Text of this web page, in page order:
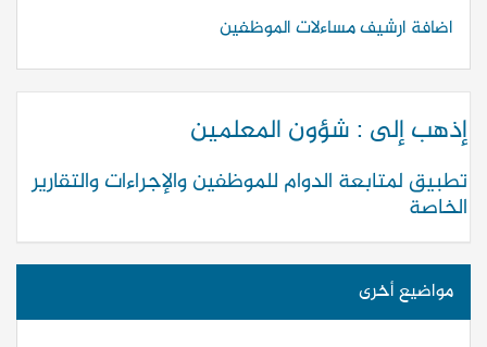
اضافة ارشيف مساءلات الموظفين
إذهب إلى : شؤون المعلمين
تطبيق لمتابعة الدوام للموظفين والإجراءات والتقارير
الخاصة
مواضيع أخرى